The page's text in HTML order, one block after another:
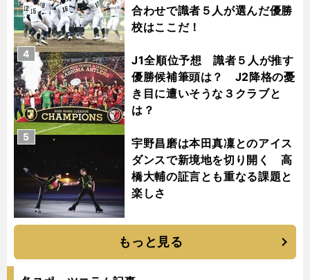
合わせで識者５人が選んだ優勝
校はここだ！
J1全順位予想 識者５人が推す
優勝候補筆頭は？ J2降格の憂
き目に遭いそうな３クラブと
は？
4
宇野昌磨は本田真凜とのアイス
ダンスで新境地を切り開く 高
橋大輔の証言とも重なる課題と
楽しさ
5
もっと見る